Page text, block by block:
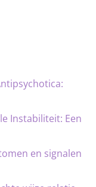
Instabiliteit: Een
en signalen